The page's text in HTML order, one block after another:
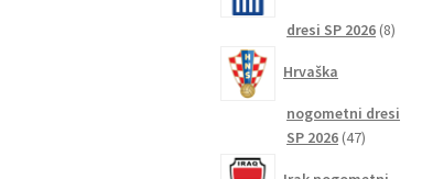
dresi SP 2026 88
Hrvaška
nogometni dresi
SP 2026 4747